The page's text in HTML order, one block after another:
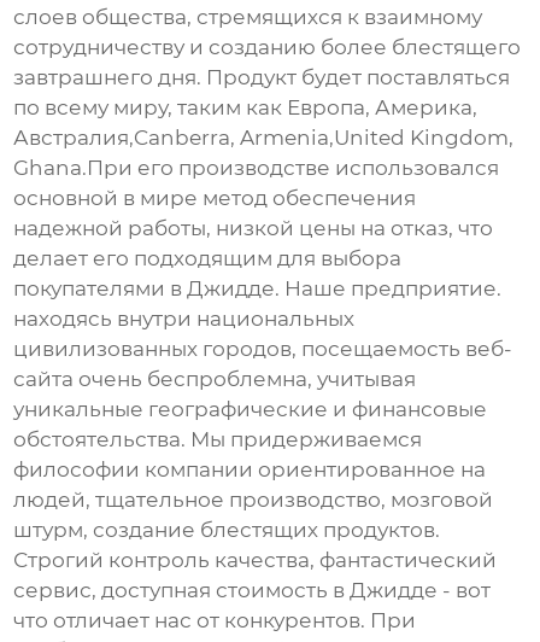
слоев общества, стремящихся к взаимному
сотрудничеству и созданию более блестящего
завтрашнего дня. Продукт будет поставляться
по всему миру, таким как Европа, Америка,
Австралия,Canberra, Armenia,United Kingdom,
Ghana.При его производстве использовался
основной в мире метод обеспечения
надежной работы, низкой цены на отказ, что
делает его подходящим для выбора
покупателями в Джидде. Наше предприятие.
находясь внутри национальных
цивилизованных городов, посещаемость веб-
сайта очень беспроблемна, учитывая
уникальные географические и финансовые
обстоятельства. Мы придерживаемся
философии компании ориентированное на
людей, тщательное производство, мозговой
штурм, создание блестящих продуктов.
Строгий контроль качества, фантастический
сервис, доступная стоимость в Джидде - вот
что отличает нас от конкурентов. При